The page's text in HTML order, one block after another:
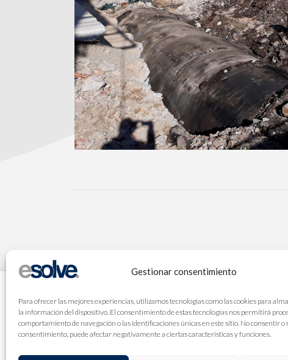
Gestionar consentimiento
Para ofrecer las mejores experiencias, utilizamos tecnologías como las cookies para
la información del dispositivo. El consentimiento de estas tecnologías nos permitirá
comportamiento de navegación o las identificaciones únicas en este sitio. No consentir o
consentimiento, puede afectar negativamente a ciertas características y funciones.